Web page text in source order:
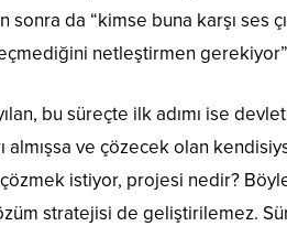
sonra da “kimse buna karşı ses
netleştirmen
bu süreçte ilk adımı ise
almışsa ve çözecek olan
çözmek istiyor, projesi nedir?
stratejisi de geliştirilemez.